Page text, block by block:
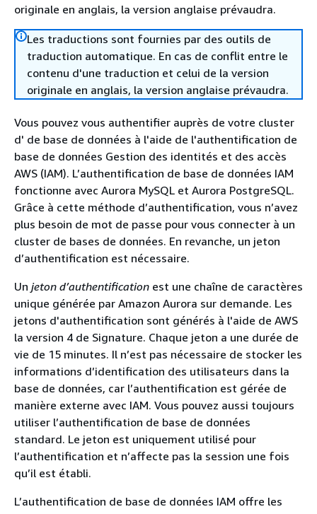
originale en anglais, la version anglaise prévaudra.
Les traductions sont fournies par des outils de
traduction automatique. En cas de conflit entre le
contenu d'une traduction et celui de la version
originale en anglais, la version anglaise prévaudra.
Vous pouvez vous authentifier auprès de votre cluster
d' de base de données à l'aide de l'authentification de
base de données Gestion des identités et des accès
AWS (IAM). L’authentification de base de données IAM
fonctionne avec Aurora MySQL et Aurora PostgreSQL.
Grâce à cette méthode d’authentification, vous n’avez
plus besoin de mot de passe pour vous connecter à un
cluster de bases de données. En revanche, un jeton
d’authentification est nécessaire.
Un jeton d’authentification est une chaîne de caractères
unique générée par Amazon Aurora sur demande. Les
jetons d'authentification sont générés à l'aide de AWS
la version 4 de Signature. Chaque jeton a une durée de
vie de 15 minutes. Il n’est pas nécessaire de stocker les
informations d’identification des utilisateurs dans la
base de données, car l’authentification est gérée de
manière externe avec IAM. Vous pouvez aussi toujours
utiliser l’authentification de base de données
standard. Le jeton est uniquement utilisé pour
l’authentification et n’affecte pas la session une fois
qu’il est établi.
L’authentification de base de données IAM offre les